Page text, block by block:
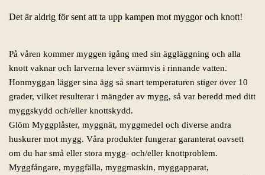
Det är aldrig för sent att ta upp kampen mot myggor och knott!
På våren kommer myggen igång med sin äggläggning och alla
knott vaknar och larverna lever svärmvis i rinnande vatten.
Honmyggan lägger sina ägg så snart temperaturen stiger över 10
grader, vilket resulterar i mängder av mygg, så var beredd med ditt
myggskydd och/eller knottskydd.
Glöm Myggplåster, myggnät, myggmedel och diverse andra
huskurer mot mygg. Våra produkter fungerar garanterat oavsett
om du har små eller stora mygg- och/eller knottproblem.
Myggfångare, myggfälla, myggmaskin, myggapparat,